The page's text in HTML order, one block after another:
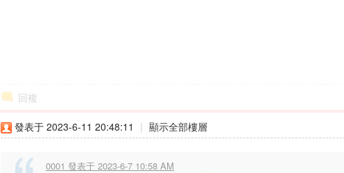
回複
發表于 2023-6-11 20:48:11 | 顯示全部樓層
0001 發表于 2023-6-7 10:58 AM